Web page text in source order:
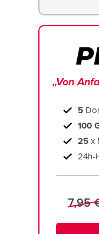
„Von
5
100
25 x
24h-
7,95